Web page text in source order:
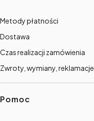
Metody płatności
Dostawa
Czas realizacji zamówienia
Zwroty, wymiany, reklamacje
Pomoc